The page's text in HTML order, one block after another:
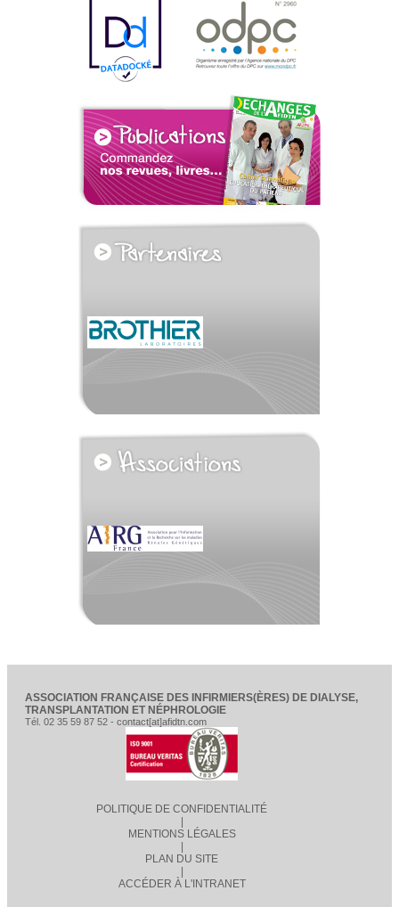
voir tous les partenaires
ASSOCIATION FRANÇAISE DES INFIRMIERS(ÈRES) DE DIALYSE,
TRANSPLANTATION ET NÉPHROLOGIE
Tél. 02 35 59 87 52 - contact[at]afidtn.com
POLITIQUE DE CONFIDENTIALITÉ
MENTIONS LÉGALES
PLAN DU SITE
ACCÉDER À L'INTRANET